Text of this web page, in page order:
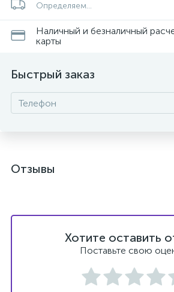
Определяем...
Наличный и безналичный
карты
Быстрый заказ
Отзывы
Хотите оставить
Поставьте свою